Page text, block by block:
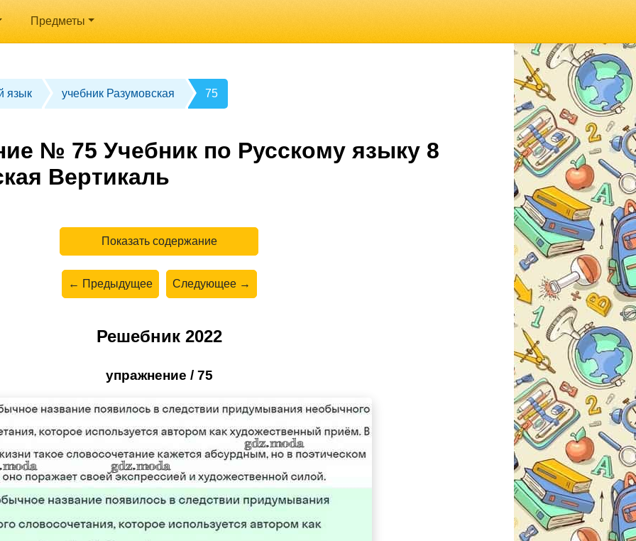
Предметы
язык учебник Разумовская 75
№ 75 Учебник по Русскому языку 8
Вертикаль
Показать содержание
← Предыдущее Следующее →
Решебник 2022
упражнение / 75